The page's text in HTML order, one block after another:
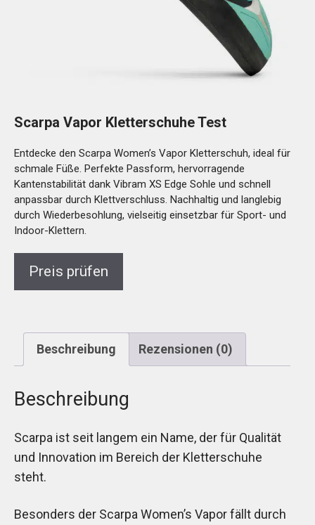
Scarpa Vapor Kletterschuhe Test
Entdecke den Scarpa Women’s Vapor Kletterschuh, ideal für
schmale Füße. Perfekte Passform, hervorragende
Kantenstabilität dank Vibram XS Edge Sohle und schnell
anpassbar durch Klettverschluss. Nachhaltig und langlebig
durch Wiederbesohlung, vielseitig einsetzbar für Sport- und
Indoor-Klettern.
Preis prüfen
Beschreibung Rezensionen (0)
Beschreibung
Scarpa ist seit langem ein Name, der für Qualität
und Innovation im Bereich der Kletterschuhe
steht.
Besonders der Scarpa Women’s Vapor fällt durch